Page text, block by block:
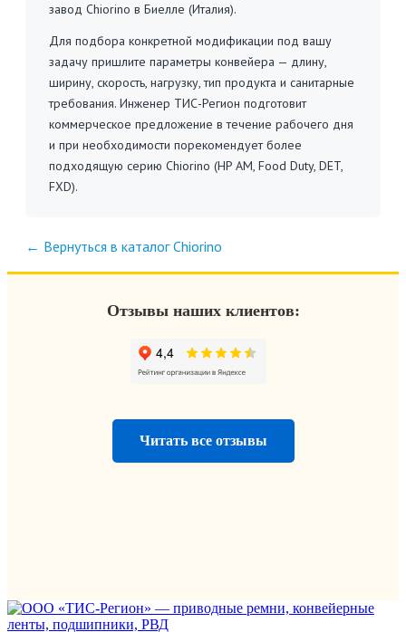
завод Chiorino в Биелле (Италия).
Для подбора конкретной модификации под вашу
задачу пришлите параметры конвейера — длину,
ширину, скорость, нагрузку, тип продукта и санитарные
требования. Инженер ТИС-Регион подготовит
коммерческое предложение в течение рабочего дня
и при необходимости порекомендует более
подходящую серию Chiorino (HP AM, Food Duty, DET,
FXD).
← Вернуться в каталог Chiorino
Отзывы наших клиентов:
Читать все отзывы